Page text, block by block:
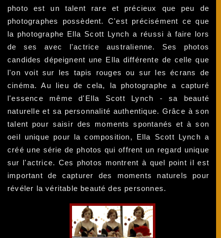
photo est un talent rare et précieux que peu de
photographes possèdent. C'est précisément ce que
la photographe Ella Scott Lynch a réussi à faire lors
de ses avec l'actrice australienne. Ses photos
candides dépeignent une Ella différente de celle que
l'on voit sur les tapis rouges ou sur les écrans de
cinéma. Au lieu de cela, la photographe a capturé
l'essence même d'Ella Scott Lynch - sa beauté
naturelle et sa personnalité authentique. Grâce à son
talent pour saisir des moments spontanés et à son
oeil unique pour la composition, Ella Scott Lynch a
créé une série de photos qui offrent un regard unique
sur l'actrice. Ces photos montrent à quel point il est
important de capturer des moments naturels pour
révéler la véritable beauté des personnes.